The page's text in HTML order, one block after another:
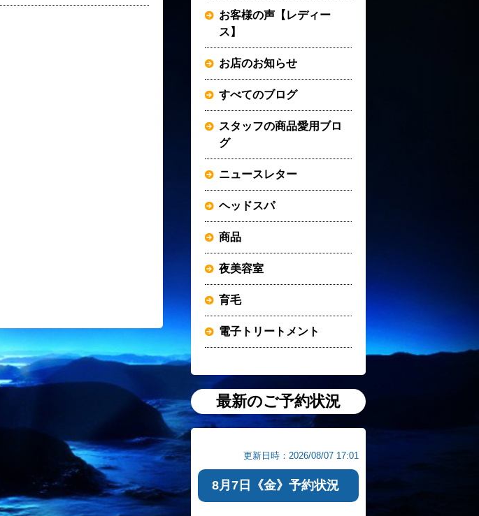
お客様の声【レディー
ス】
お店のお知らせ
すべてのブログ
スタッフの商品愛用ブロ
グ
ニュースレター
ヘッドスパ
商品
夜美容室
育毛
電子トリートメント
最新のご予約状況
更新日時：2026/08/07 17:01
8月7日《金》予約状況